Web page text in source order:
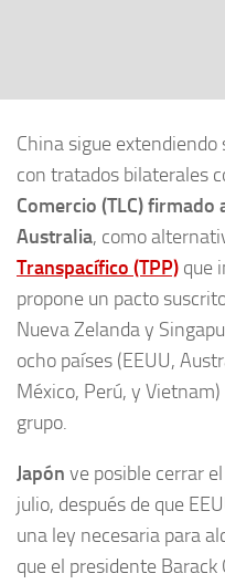
China sigue
con tratados bilaterales
Comercio (TLC) firmado
Australia, como
Transpacífico (TPP) que
propone un pacto
Nueva Zelanda y
ocho países (EEUU,
México, Perú, y
grupo.
Japón ve posible cerrar el
julio, después de que
una ley necesaria para
que el presidente